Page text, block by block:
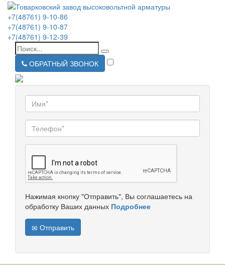
+7(48761) 9-10-86
+7(48761) 9-10-87
+7(48761) 9-12-39
ОБРАТНЫЙ ЗВОНОК
Нажимая кнопку "Отправить", Вы соглашаетесь на
обработку Ваших данных Подробнее
Отправить